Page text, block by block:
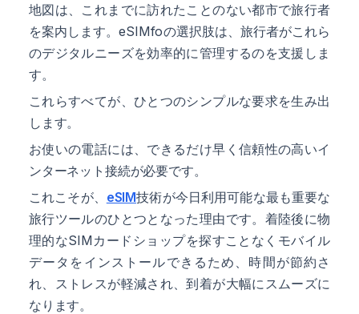
地図は、これまでに訪れたことのない都市で旅行者
を案内します。eSIMfoの選択肢は、旅行者がこれら
のデジタルニーズを効率的に管理するのを支援しま
す。
これらすべてが、ひとつのシンプルな要求を生み出
します。
お使いの電話には、できるだけ早く信頼性の高いイ
ンターネット接続が必要です。
これこそが、 eSIM技術が今日利用可能な最も重要な
旅行ツールのひとつとなった理由です。着陸後に物
理的なSIMカードショップを探すことなくモバイル
データをインストールできるため、時間が節約さ
れ、ストレスが軽減され、到着が大幅にスムーズに
なります。